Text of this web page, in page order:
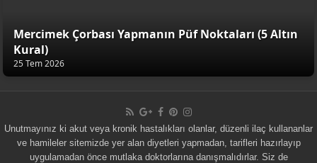
Mercimek Çorbası Yapmanın Püf Noktaları (5 Altın
Kural)
25 Tem 2026
Unutmayınız ki akut veya kronik hastalıkları olanlar, düzenli ilaç kullananlar
ve hamileler sitemizde yer alan diyetleri yapmadan, tarifleri hazırlayıp
uygulamadan önce mutlaka doktorlarına danışmalıdırlar. Siz de